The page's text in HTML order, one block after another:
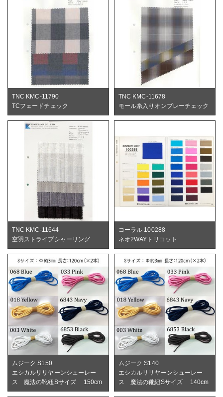
TNC KMC-11790
TCフェードチェック
TNC KMC-11678
モール糸入りオンブレーチェック
TNC KMC-11644
空羽ストライプシャーリング
コーラル 100288
ネオ2WAYトリコット
ムジーク S150
エシカルリリヤーンシューレー
ス 魔法の靴紐Sサイズ 150cm
ムジーク S140
エシカルリリヤーンシューレー
ス 魔法の靴紐Sサイズ 140cm